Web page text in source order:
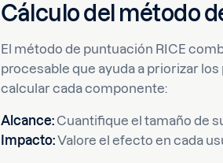
Cálculo del método
El método de puntuación RICE
procesable que ayuda a priorizar
calcular cada componente:
Alcance: Cuantifique el tamaño de
Impacto:Valore el efecto en cada